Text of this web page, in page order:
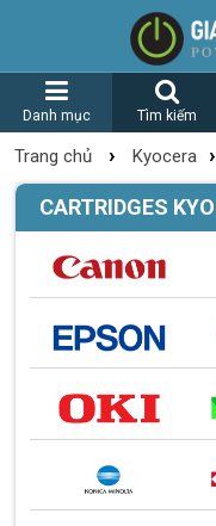
Danh mục Tìm kiếm
Trang chủ › Kyocera ›
CARTRIDGES